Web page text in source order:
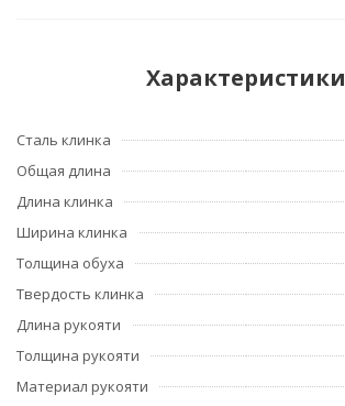
Характеристики
Сталь клинка
Общая длина
Длина клинка
Ширина клинка
Толщина обуха
Твердость клинка
Длина рукояти
Толщина рукояти
Материал рукояти